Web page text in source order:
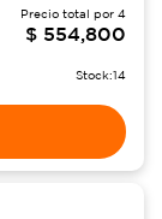
Precio total por 4
$ 554,800
Stock:14